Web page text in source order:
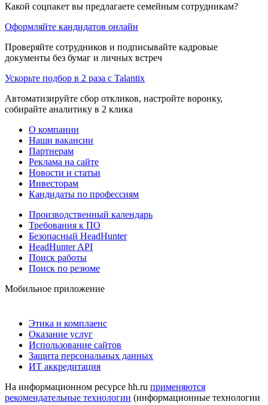
Какой соцпакет вы предлагаете семейным сотрудникам?
Оформляйте кандидатов онлайн
Проверяйте сотрудников и подписывайте кадровые
документы без бумаг и личных встреч
Ускорьте подбор в 2 раза с Talantix
Автоматизируйте сбор откликов, настройте воронку,
собирайте аналитику в 2 клика
О компании
Наши вакансии
Партнерам
Реклама на сайте
Новости и статьи
Инвесторам
Кандидаты по профессиям
Производственный календарь
Требования к ПО
Безопасный HeadHunter
HeadHunter API
Поиск работы
Поиск по резюме
Мобильное приложение
Этика и комплаенс
Оказание услуг
Использование сайтов
Защита персональных данных
ИТ аккредитация
На информационном ресурсе hh.ru применяются
рекомендательные технологии (информационные технологии